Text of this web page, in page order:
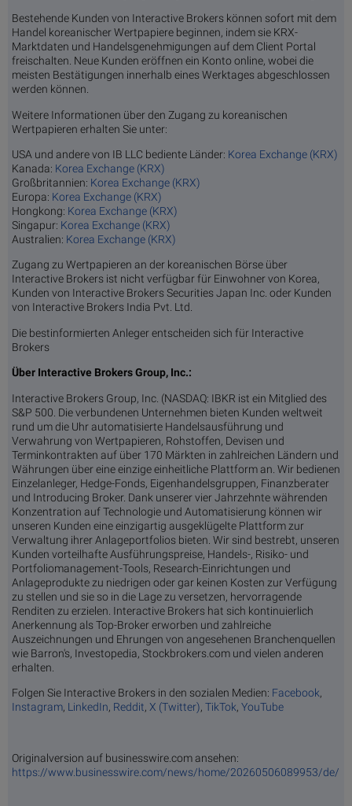
Bestehende Kunden von Interactive Brokers können sofort mit dem
Handel koreanischer Wertpapiere beginnen, indem sie KRX-
Marktdaten und Handelsgenehmigungen auf dem Client Portal
freischalten. Neue Kunden eröffnen ein Konto online, wobei die
meisten Bestätigungen innerhalb eines Werktages abgeschlossen
werden können.
Weitere Informationen über den Zugang zu koreanischen
Wertpapieren erhalten Sie unter:
USA und andere von IB LLC bediente Länder: Korea Exchange (KRX)
Kanada: Korea Exchange (KRX)
Großbritannien: Korea Exchange (KRX)
Europa: Korea Exchange (KRX)
Hongkong: Korea Exchange (KRX)
Singapur: Korea Exchange (KRX)
Australien: Korea Exchange (KRX)
Zugang zu Wertpapieren an der koreanischen Börse über
Interactive Brokers ist nicht verfügbar für Einwohner von Korea,
Kunden von Interactive Brokers Securities Japan Inc. oder Kunden
von Interactive Brokers India Pvt. Ltd.
Die bestinformierten Anleger entscheiden sich für Interactive
Brokers
Über Interactive Brokers Group, Inc.:
Interactive Brokers Group, Inc. (NASDAQ: IBKR ist ein Mitglied des
S&P 500. Die verbundenen Unternehmen bieten Kunden weltweit
rund um die Uhr automatisierte Handelsausführung und
Verwahrung von Wertpapieren, Rohstoffen, Devisen und
Terminkontrakten auf über 170 Märkten in zahlreichen Ländern und
Währungen über eine einzige einheitliche Plattform an. Wir bedienen
Einzelanleger, Hedge-Fonds, Eigenhandelsgruppen, Finanzberater
und Introducing Broker. Dank unserer vier Jahrzehnte währenden
Konzentration auf Technologie und Automatisierung können wir
unseren Kunden eine einzigartig ausgeklügelte Plattform zur
Verwaltung ihrer Anlageportfolios bieten. Wir sind bestrebt, unseren
Kunden vorteilhafte Ausführungspreise, Handels-, Risiko- und
Portfoliomanagement-Tools, Research-Einrichtungen und
Anlageprodukte zu niedrigen oder gar keinen Kosten zur Verfügung
zu stellen und sie so in die Lage zu versetzen, hervorragende
Renditen zu erzielen. Interactive Brokers hat sich kontinuierlich
Anerkennung als Top-Broker erworben und zahlreiche
Auszeichnungen und Ehrungen von angesehenen Branchenquellen
wie Barron's, Investopedia, Stockbrokers.com und vielen anderen
erhalten.
Folgen Sie Interactive Brokers in den sozialen Medien: Facebook,
Instagram, LinkedIn, Reddit, X (Twitter), TikTok, YouTube
Originalversion auf businesswire.com ansehen:
https://www.businesswire.com/news/home/20260506089953/de/